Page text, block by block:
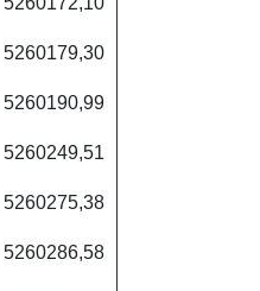
5260179,30
5260190,99
5260249,51
5260275,38
5260286,58